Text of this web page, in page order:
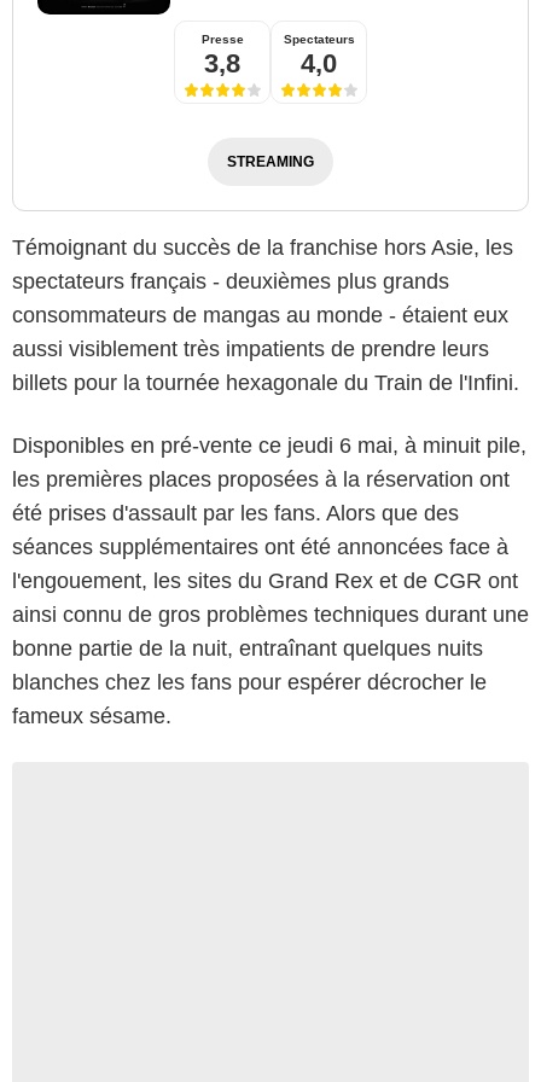
Presse
3,8
Spectateurs
4,0
STREAMING
Témoignant du succès de la franchise hors Asie, les
spectateurs français - deuxièmes plus grands
consommateurs de mangas au monde - étaient eux
aussi visiblement très impatients de prendre leurs
billets pour la tournée hexagonale du Train de l'Infini.
Disponibles en pré-vente ce jeudi 6 mai, à minuit pile,
les premières places proposées à la réservation ont
été prises d'assault par les fans. Alors que des
séances supplémentaires ont été annoncées face à
l'engouement, les sites du Grand Rex et de CGR ont
ainsi connu de gros problèmes techniques durant une
bonne partie de la nuit, entraînant quelques nuits
blanches chez les fans pour espérer décrocher le
fameux sésame.